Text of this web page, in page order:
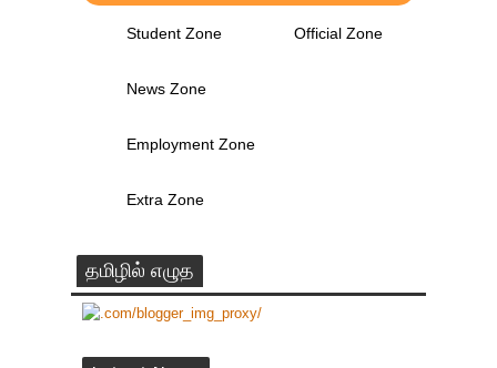
Student Zone Official Zone
News Zone
Employment Zone
Extra Zone
தமிழில் எழுத